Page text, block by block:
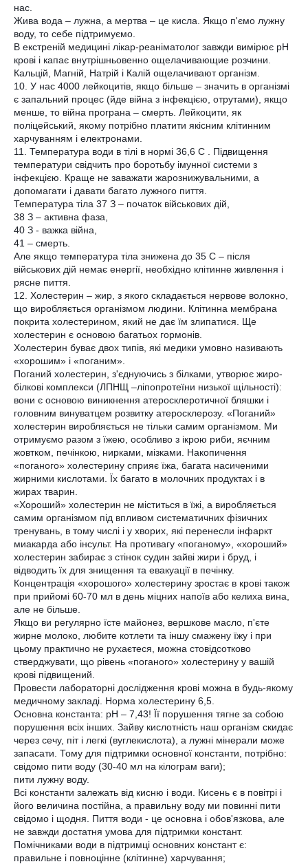
нас.
Жива вода – лужна, а мертва – це кисла. Якщо п'ємо лужну
воду, то себе підтримуємо.
В екстреній медицині лікар-реаніматолог завжди вимірює рН
крові і капає внутрішньовенно ощелачивающие розчини.
Кальцій, Магній, Натрій і Калій ощелачивают організм.
10. У нас 4000 лейкоцитів, якщо більше – значить в організмі
є запальний процес (йде війна з інфекцією, отрутами), якщо
менше, то війна програна – смерть. Лейкоцити, як
поліцейський, якому потрібно платити якісним клітинним
харчуванням і електронами.
11. Температура води в тілі в нормі 36,6 С . Підвищення
температури свідчить про боротьбу імунної системи з
інфекцією. Краще не заважати жарознижувальними, а
допомагати і давати багато лужного пиття.
Температура тіла 37 З – початок військових дій,
38 З – активна фаза,
40 З - важка війна,
41 – смерть.
Але якщо температура тіла знижена до 35 С – після
військових дій немає енергії, необхідно клітинне живлення і
рясне пиття.
12. Холестерин – жир, з якого складається нервове волокно,
що виробляється організмом людини. Клітинна мембрана
покрита холестерином, який не дає їм злипатися. Ще
холестерин є основою багатьох гормонів.
Холестерин буває двох типів, які медики умовно називають
«хорошим» і «поганим».
Поганий холестерин, з'єднуючись з білками, утворює жиро-
білкові комплекси (ЛПНЩ –ліпопротеїни низької щільності):
вони є основою виникнення атеросклеротичної бляшки і
головним винуватцем розвитку атеросклерозу. «Поганий»
холестерин виробляється не тільки самим організмом. Ми
отримуємо разом з їжею, особливо з ікрою риби, яєчним
жовтком, печінкою, нирками, мізками. Накопичення
«поганого» холестерину сприяє їжа, багата насиченими
жирними кислотами. Їх багато в молочних продуктах і в
жирах тварин.
«Хороший» холестерин не міститься в їжі, а виробляється
самим організмом під впливом систематичних фізичних
тренувань, в тому числі і у хворих, які перенесли інфаркт
миакарда або інсульт. На противагу «поганому», «хороший»
холестерин забирає з стінок судин зайві жири і бруд, і
відводить їх для знищення та евакуації в печінку.
Концентрація «хорошого» холестерину зростає в крові також
при прийомі 60-70 мл в день міцних напоїв або келиха вина,
але не більше.
Якщо ви регулярно їсте майонез, вершкове масло, п'єте
жирне молоко, любите котлети та іншу смажену їжу і при
цьому практично не рухаєтеся, можна стовідсотково
стверджувати, що рівень «поганого» холестерину у вашій
крові підвищений.
Провести лабораторні дослідження крові можна в будь-якому
медичному закладі. Норма холестерину 6,5.
Основна константа: рН – 7,43! Її порушення тягне за собою
порушення всіх інших. Зайву кислотність наш організм скидає
через сечу, піт і легкі (вуглекислота), а лужні мінерали може
запасати. Тому для підтримки основної константи, потрібно:
свідомо пити воду (30-40 мл на кілограм ваги);
пити лужну воду.
Всі константи залежать від кисню і води. Кисень є в повітрі і
його величина постійна, а правильну воду ми повинні пити
свідомо і щодня. Пиття води - це основна і обов'язкова, але
не завжди достатня умова для підтримки констант.
Помічниками води в підтримці основних констант є:
правильне і повноцінне (клітинне) харчування;